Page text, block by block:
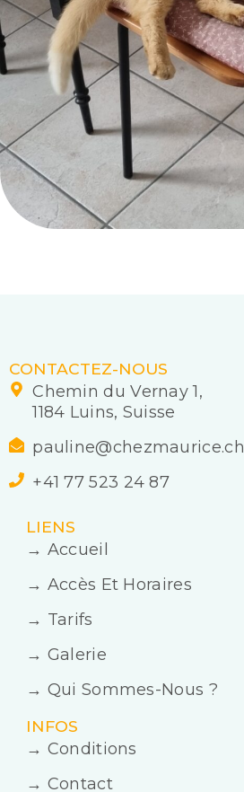
CONTACTEZ-NOUS
Chemin du Vernay 1,
1184 Luins, Suisse
pauline@chezmaurice.ch
+41 77 523 24 87
LIENS
→ Accueil
→ Accès Et Horaires
→ Tarifs
→ Galerie
→ Qui Sommes-Nous ?
INFOS
→ Conditions
→ Contact